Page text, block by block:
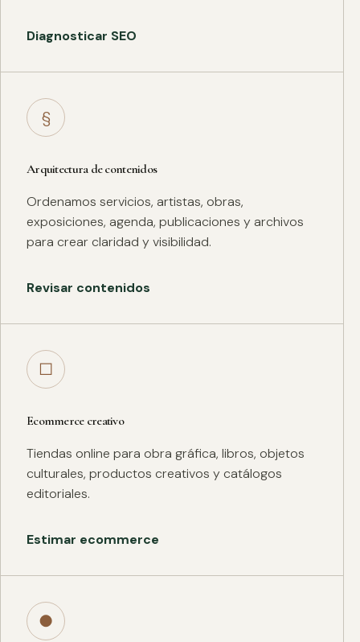
Diagnosticar SEO
§
Arquitectura de contenidos
Ordenamos servicios, artistas, obras,
exposiciones, agenda, publicaciones y archivos
para crear claridad y visibilidad.
Revisar contenidos
□
Ecommerce creativo
Tiendas online para obra gráfica, libros, objetos
culturales, productos creativos y catálogos
editoriales.
Estimar ecommerce
●